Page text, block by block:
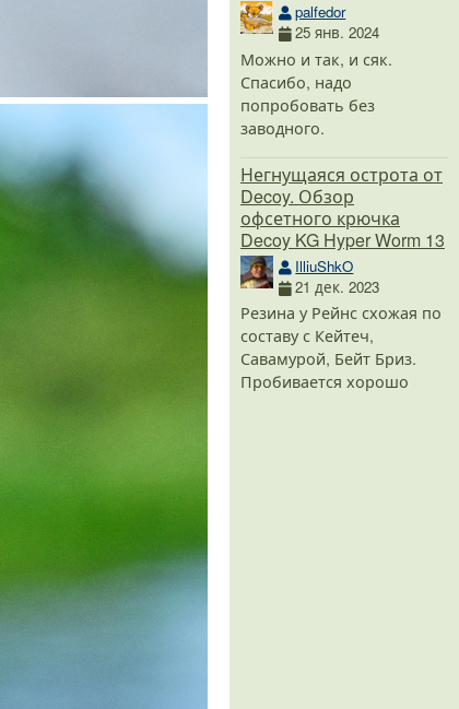
palfedor
25 янв. 2024
Можно и так, и сяк.
Спасибо, надо
попробовать без
заводного.
Негнущаяся острота от
Decoy. Обзор
офсетного крючка
Decoy KG Hyper Worm 13
IlliuShkO
21 дек. 2023
Резина у Рейнс схожая по
составу с Кейтеч,
Савамурой, Бейт Бриз.
Пробивается хорошо